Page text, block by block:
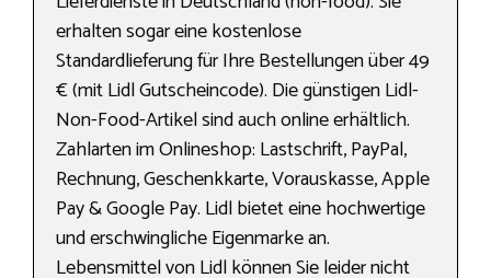
erhalten sogar eine kostenlose
Standardlieferung für Ihre Bestellungen über 49
€ (mit Lidl Gutscheincode). Die günstigen Lidl-
Non-Food-Artikel sind auch online erhältlich.
Zahlarten im Onlineshop: Lastschrift, PayPal,
Rechnung, Geschenkkarte, Vorauskasse, Apple
Pay & Google Pay. Lidl bietet eine hochwertige
und erschwingliche Eigenmarke an.
Lebensmittel von Lidl können Sie leider nicht